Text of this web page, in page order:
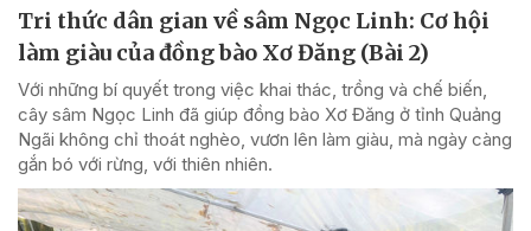
Tri thức dân gian về sâm Ngọc Linh: Cơ hội
làm giàu của đồng bào Xơ Đăng (Bài 2)
Với những bí quyết trong việc khai thác, trồng và chế biến,
cây sâm Ngọc Linh đã giúp đồng bào Xơ Đăng ở tỉnh Quảng
Ngãi không chỉ thoát nghèo, vươn lên làm giàu, mà ngày càng
gắn bó với rừng, với thiên nhiên.